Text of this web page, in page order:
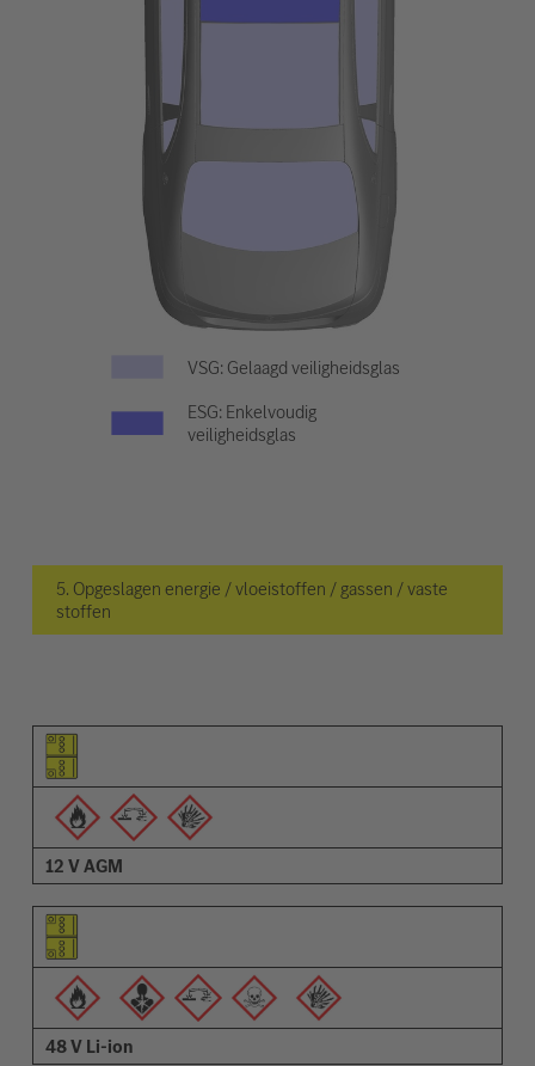
VSG: Gelaagd veiligheidsglas
ESG: Enkelvoudig
veiligheidsglas
5. Opgeslagen energie / vloeistoffen / gassen / vaste
stoffen
Pictogram van het element
Pictogrammen van de waarschuwingen
Omschrijving
12 V AGM
48 V Li-ion